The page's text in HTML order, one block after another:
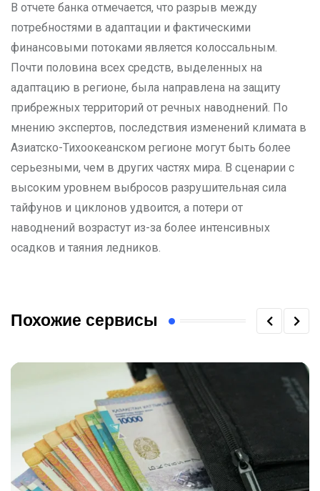
В отчете банка отмечается, что разрыв между
потребностями в адаптации и фактическими
финансовыми потоками является колоссальным.
Почти половина всех средств, выделенных на
адаптацию в регионе, была направлена на защиту
прибрежных территорий от речных наводнений. По
мнению экспертов, последствия изменений климата в
Азиатско-Тихоокеанском регионе могут быть более
серьезными, чем в других частях мира. В сценарии с
высоким уровнем выбросов разрушительная сила
тайфунов и циклонов удвоится, а потери от
наводнений возрастут из-за более интенсивных
осадков и таяния ледников.
Похожие сервисы